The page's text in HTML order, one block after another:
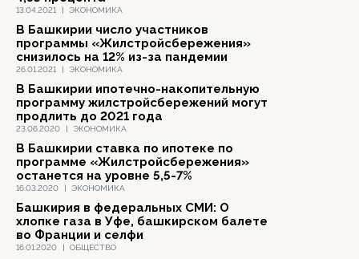
13.04.2021 | ЭКОНОМИКА
26.01.2021 | ЭКОНОМИКА
В Башкирии число участников
программы «Жилстройсбережения»
снизилось на 12% из-за пандемии
23.06.2020 | ЭКОНОМИКА
В Башкирии ипотечно-накопительную
программу жилстройсбережений могут
продлить до 2021 года
16.03.2020 | ЭКОНОМИКА
В Башкирии ставка по ипотеке по
программе «Жилстройсбережения»
останется на уровне 5,5-7%
16.01.2020 | ОБЩЕСТВО
Башкирия в федеральных СМИ: О
хлопке газа в Уфе, башкирском балете
во Франции и селфи